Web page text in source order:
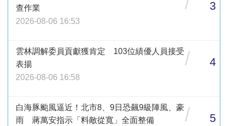
查作業
2026-08-06 16:53
3
雲林調解委員貢獻獲肯定 103位績優人員接受
表揚
2026-08-06 16:58
/ 4
白海豚颱風逼近！北市8、9日恐飆9級陣風、豪
雨 蔣萬安指示「料敵從寬」全面整備
/ 5